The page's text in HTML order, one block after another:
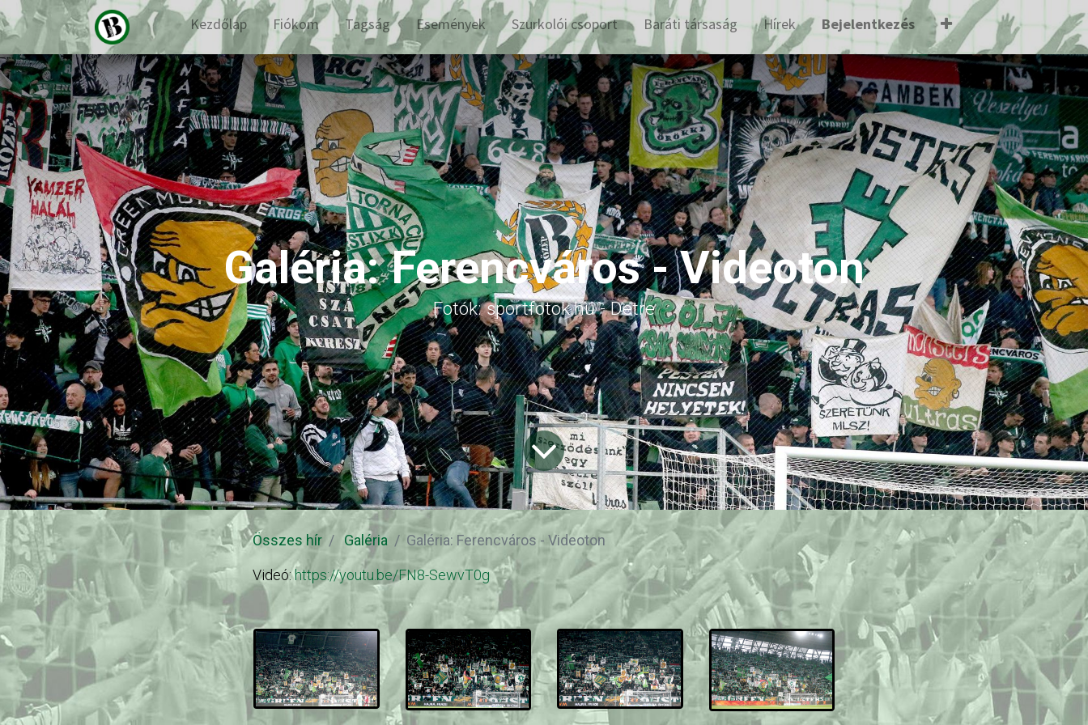
Kezdőlap Fiókom Tagság Események Szurkolói csoport Baráti társaság Hírek Bejelentkezés
Galéria: Ferencváros - Videoton
Fotók: sportfotok.hu - Detre
Összes hír Galéria Galéria: Ferencváros - Videoton
Videó:https://youtu.be/FN8-SewvT0g